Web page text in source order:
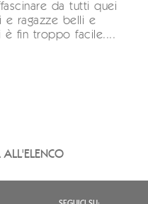
da tutti quei
e ragazze belli e
è fin troppo facile....
ALL'ELENCO